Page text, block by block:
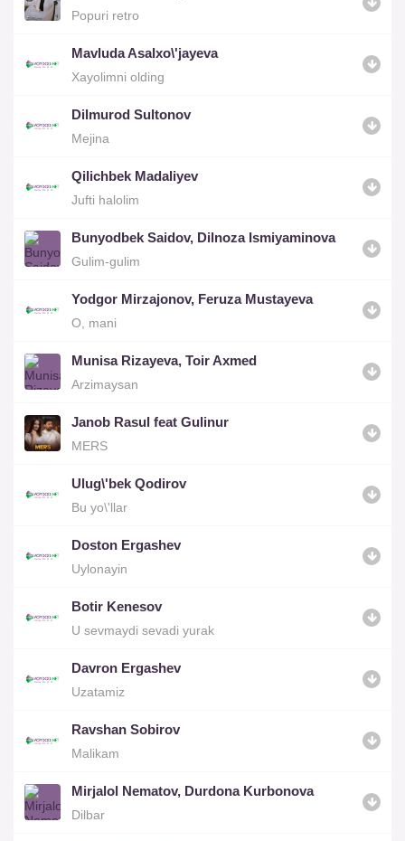
Popuri retro
Mavluda Asalxo\'jayeva
Xayolimni olding
Dilmurod Sultonov
Mejina
Qilichbek Madaliyev
Jufti halolim
Bunyodbek Saidov, Dilnoza Ismiyaminova
Gulim-gulim
Yodgor Mirzajonov, Feruza Mustayeva
O, mani
Munisa Rizayeva, Toir Axmed
Arzimaysan
Janob Rasul feat Gulinur
MERS
Ulug\'bek Qodirov
Bu yo\'llar
Doston Ergashev
Uylonayin
Botir Kenesov
U sevmaydi sevadi yurak
Davron Ergashev
Uzatamiz
Ravshan Sobirov
Malikam
Mirjalol Nematov, Durdona Kurbonova
Dilbar